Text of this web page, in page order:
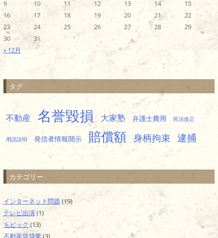
9
10 11 12 13 14
15
16
17 18 19 20 21
22
23
24 25 26 27 28
29
30
31
« 12月
タグ
不動産 名誉毀損 大家塾 弁護士費用 民法改正
用語説明 発信者情報開示 賠償額 身柄拘束 逮捕
カテゴリー
インターネット問題 (19)
テレビ出演(1)
トピック(13)
不動産賃貸業(3)